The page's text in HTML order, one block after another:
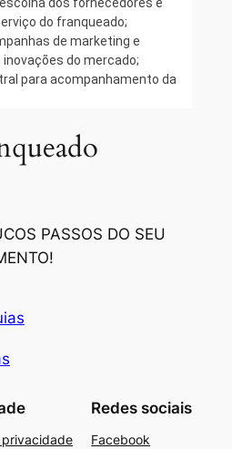
do franqueado;
de marketing e
do mercado;
para acompanhamento da
PASSOS DO SEU
Redes sociais
Facebook